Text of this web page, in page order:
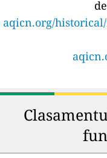
aqicn.org/